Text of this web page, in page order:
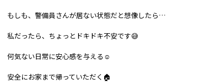
もしも、警備員さんが居ない状態だと想像したら…
私だったら、ちょっとドキドキ不安です😅
何気ない日常に安心感を与える☺️
安全にお家まで帰っていただく🏠